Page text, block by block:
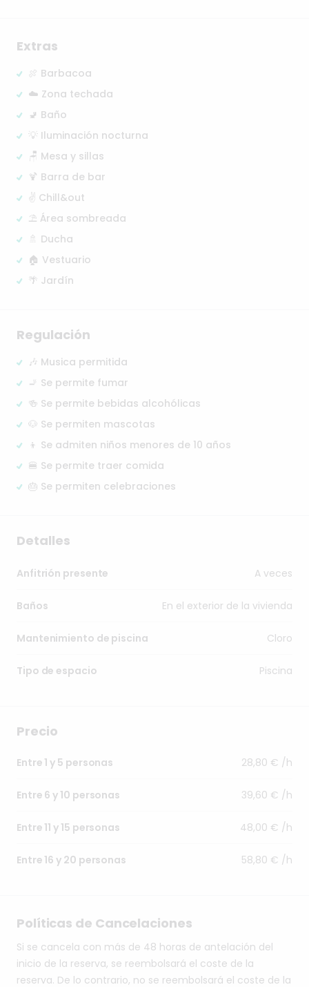
Extras
🍖 Barbacoa
☁️ Zona techada
🚽 Baño
💡 Iluminación nocturna
🪑 Mesa y sillas
🍹 Barra de bar
✌️ Chill&out
⛱️ Área sombreada
🚿 Ducha
🏠 Vestuario
🌴 Jardín
Regulación
🎶 Musica permitida
🚬 Se permite fumar
🍻 Se permite bebidas alcohólicas
🐶 Se permiten mascotas
👦 Se admiten niños menores de 10 años
🍔 Se permite traer comida
🎂 Se permiten celebraciones
Detalles
Anfitrión presente A veces
Baños En el exterior de la vivienda
Mantenimiento de piscina Cloro
Tipo de espacio Piscina
Precio
Entre 1 y 5 personas 28,80 € /h
Entre 6 y 10 personas 39,60 € /h
Entre 11 y 15 personas 48,00 € /h
Entre 16 y 20 personas 58,80 € /h
Políticas de Cancelaciones
Si se cancela con más de 48 horas de antelación del
inicio de la reserva, se reembolsará el coste de la
reserva. De lo contrario, no se reembolsará el coste de la